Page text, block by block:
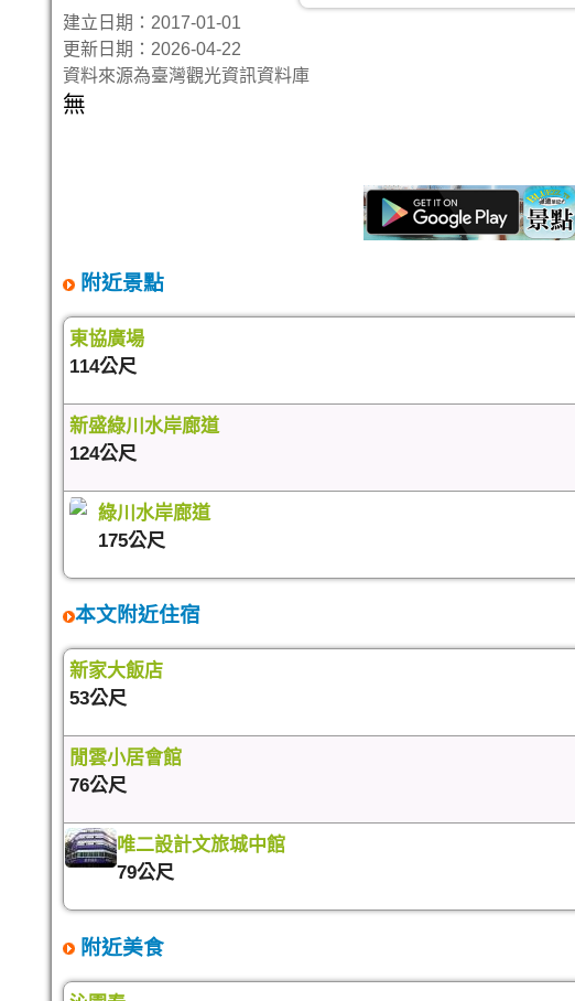
建立日期：2017-01-01
更新日期：2026-04-22
資料來源為臺灣觀光資訊資料庫
無
附近景點
東協廣場
114公尺
新盛綠川水岸廊道
124公尺
綠川水岸廊道
175公尺
本文附近住宿
新家大飯店
53公尺
閒雲小居會館
76公尺
唯二設計文旅城中館
79公尺
附近美食